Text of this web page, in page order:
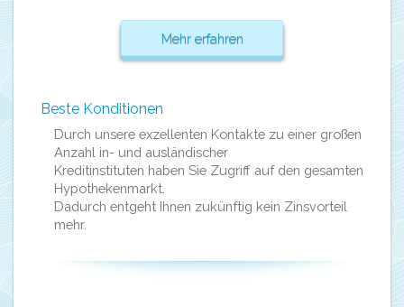
Mehr erfahren
Beste Konditionen
Durch unsere exzellenten Kontakte zu einer großen
Anzahl in- und ausländischer
Kreditinstituten haben Sie Zugriff auf den gesamten
Hypothekenmarkt.
Dadurch entgeht Ihnen zukünftig kein Zinsvorteil
mehr.